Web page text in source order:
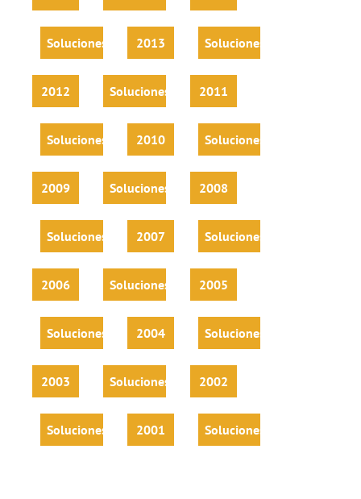
Soluciones 2013 Soluciones
2012 Soluciones 2011
Soluciones 2010 Soluciones
2009 Soluciones 2008
Soluciones 2007 Soluciones
2006 Soluciones 2005
Soluciones 2004 Soluciones
2003 Soluciones 2002
Soluciones 2001 Soluciones